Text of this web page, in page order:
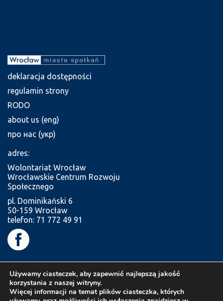
deklaracja dostępności
regulamin strony
RODO
about us (eng)
про нас (укр)
adres:
Wolontariat Wrocław
Wrocławskie Centrum Rozwoju
Społecznego
pl. Dominikański 6
50-159 Wrocław
telefon: 71 772 49 91
Używamy ciasteczek, aby zapewnić najlepszą jakość
korzystania z naszej witryny.
Więcej informacji na temat plików ciasteczka, których